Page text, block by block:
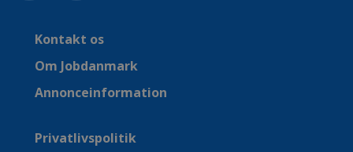
Kontakt os
Om Jobdanmark
Annonceinformation
Privatlivspolitik